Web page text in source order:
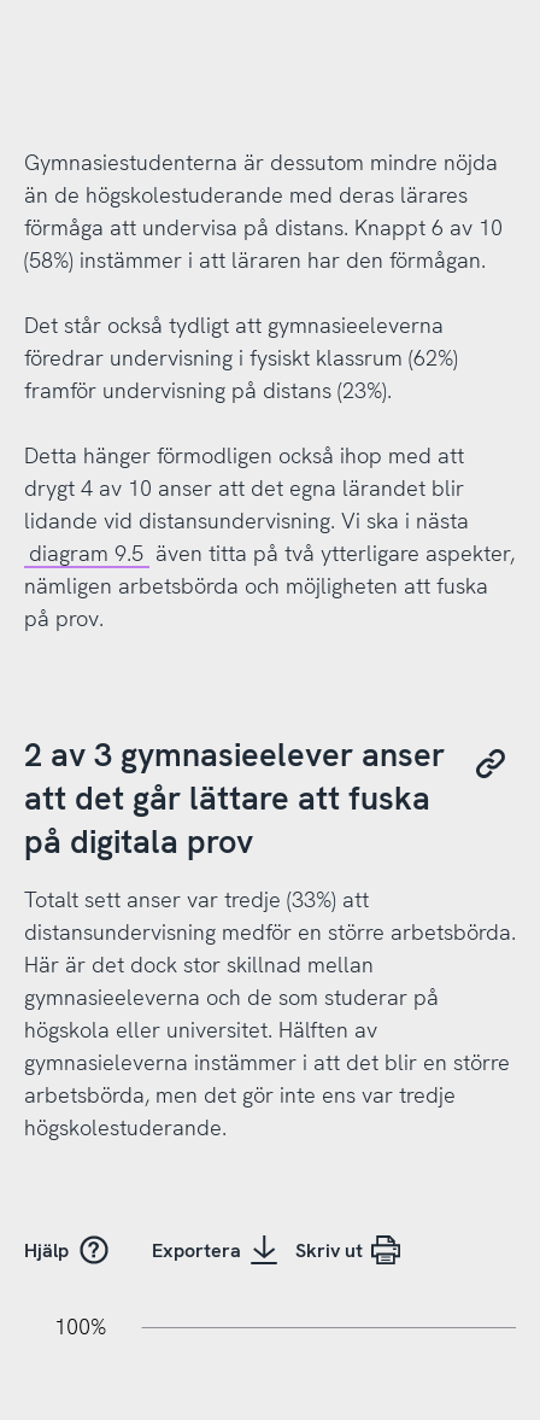
Gymnasiestudenterna är dessutom mindre nöjda
än de högskolestuderande med deras lärares
förmåga att undervisa på distans. Knappt 6 av 10
(58%) instämmer i att läraren har den förmågan.
Det står också tydligt att gymnasieeleverna
föredrar undervisning i fysiskt klassrum (62%)
framför undervisning på distans (23%).
Detta hänger förmodligen också ihop med att
drygt 4 av 10 anser att det egna lärandet blir
lidande vid distansundervisning. Vi ska i nästa
diagram 9.5 även titta på två ytterligare aspekter,
nämligen arbetsbörda och möjligheten att fuska
på prov.
2 av 3 gymnasieelever anser
att det går lättare att fuska
på digitala prov
Totalt sett anser var tredje (33%) att
distansundervisning medför en större arbetsbörda.
Här är det dock stor skillnad mellan
gymnasieeleverna och de som studerar på
högskola eller universitet. Hälften av
gymnasieleverna instämmer i att det blir en större
arbetsbörda, men det gör inte ens var tredje
högskolestuderande.
Hjälp Exportera Skriv ut
100%